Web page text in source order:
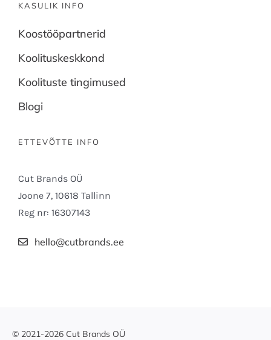
KASULIK INFO
Koostööpartnerid
Koolituskeskkond
Koolituste tingimused
Blogi
ETTEVÕTTE INFO
Cut Brands OÜ
Joone 7, 10618 Tallinn
Reg nr: 16307143
hello@cutbrands.ee
© 2021-2026 Cut Brands OÜ